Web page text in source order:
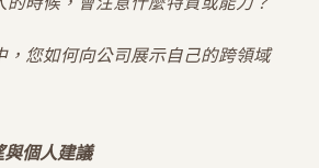
，您如何向公司展示自己的跨領域
個人建議